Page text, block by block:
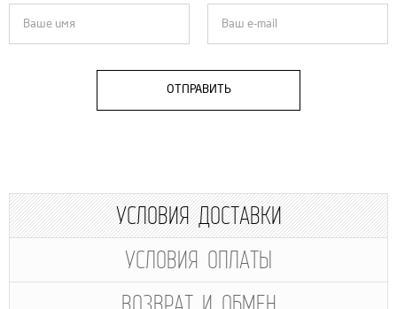
ОТПРАВИТЬ
УСЛОВИЯ ДОСТАВКИ
УСЛОВИЯ ОПЛАТЫ